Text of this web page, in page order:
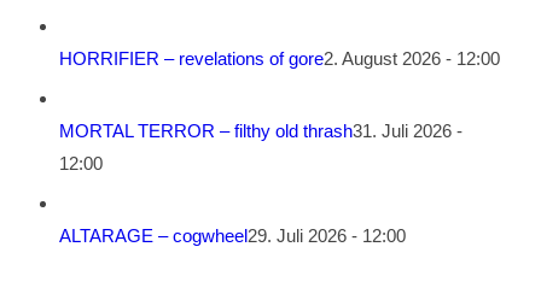
HORRIFIER – revelations of gore2. August 2026 - 12:00
MORTAL TERROR – filthy old thrash31. Juli 2026 -
12:00
ALTARAGE – cogwheel29. Juli 2026 - 12:00